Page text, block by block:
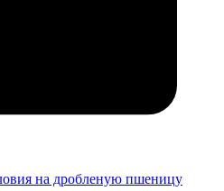
на дробленую пшеницу